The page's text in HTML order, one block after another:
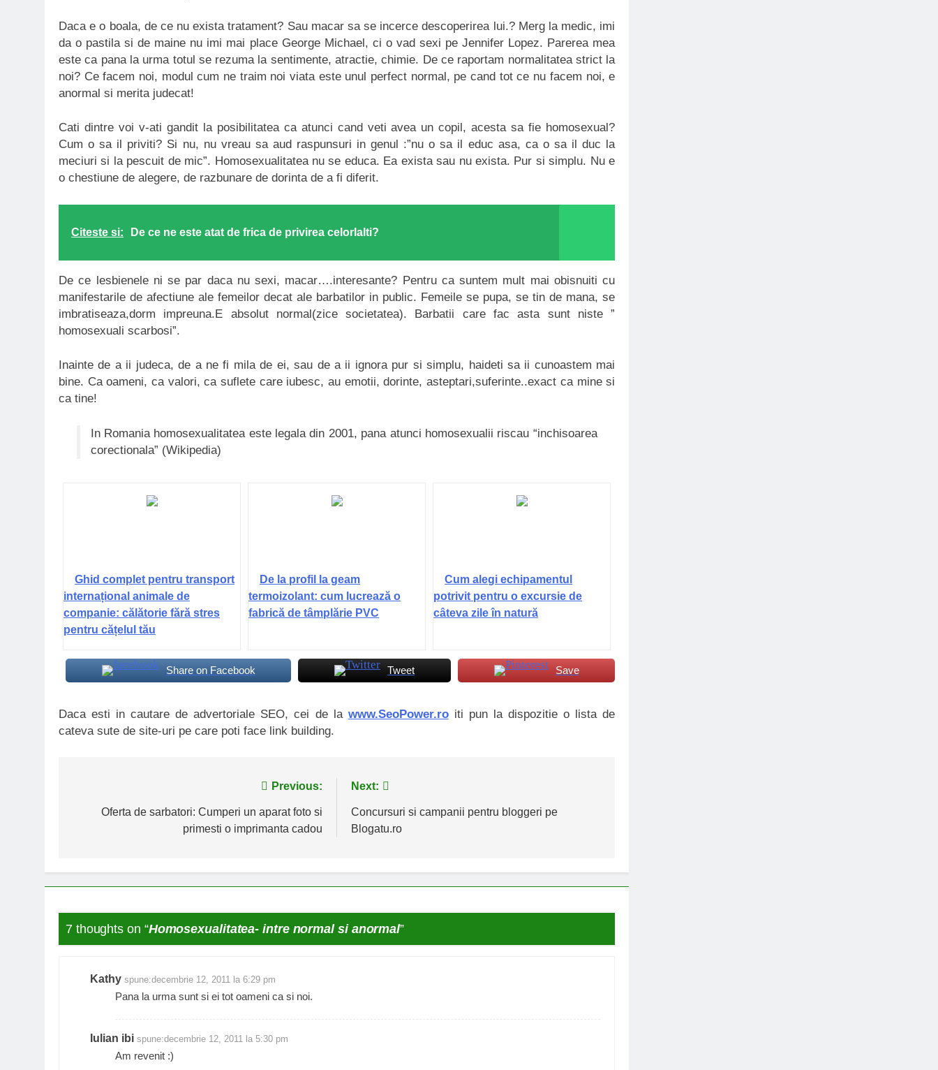
Daca e o boala, de ce nu exista tratament? Sau macar sa se incerce descoperirea lui.? Merg la medic, imi
da o pastila si de maine nu imi mai place George Michael, ci o vad sexi pe Jennifer Lopez. Parerea mea
este ca pana la urma totul se rezuma la sentimente, atractie, chimie. De ce raportam normalitatea strict la
noi? Ce facem noi, modul cum ne traim noi viata este unul perfect normal, pe cand tot ce nu facem noi, e
anormal si merita judecat!
Cati dintre voi v-ati gandit la posibilitatea ca atunci cand veti avea un copil, acesta sa fie homosexual?
Cum o sa il priviti? Si nu, nu vreau sa aud raspunsuri in genul :”nu o sa il educ asa, ca o sa il duc la
meciuri si la pescuit de mic”. Homosexualitatea nu se educa. Ea exista sau nu exista. Pur si simplu. Nu e
o chestiune de alegere, de razbunare de dorinta de a fi diferit.
Citeste si: De ce ne este atat de frica de privirea celorlalti?
De ce lesbienele ni se par daca nu sexi, macar….interesante? Pentru ca suntem mult mai obisnuiti cu
manifestarile de afectiune ale femeilor decat ale barbatilor in public. Femeile se pupa, se tin de mana, se
imbratiseaza,dorm impreuna.E absolut normal(zice societatea). Barbatii care fac asta sunt niste ”
homosexuali scarbosi”.
Inainte de a ii judeca, de a ne fi mila de ei, sau de a ii ignora pur si simplu, haideti sa ii cunoastem mai
bine. Ca oameni, ca valori, ca suflete care iubesc, au emotii, dorinte, asteptari,suferinte..exact ca mine si
ca tine!
In Romania homosexualitatea este legala din 2001, pana atunci homosexualii riscau “inchisoarea
corectionala” (Wikipedia)
Ghid complet pentru transport
internațional animale de
companie: călătorie fără stres
pentru cățelul tău
De la profil la geam
termoizolant: cum lucrează o
fabrică de tâmplărie PVC
Cum alegi echipamentul
potrivit pentru o excursie de
câteva zile în natură
Share on Facebook Tweet Save
Daca esti in cautare de advertoriale SEO, cei de la www.SeoPower.roiti pun la dispozitie o lista de
cateva sute de site-uri pe care poti face link building.
Previous:
Oferta de sarbatori: Cumperi un aparat foto si
primesti o imprimanta cadou
Next:
Concursuri si campanii pentru bloggeri pe
Blogatu.ro
7 thoughts on “Homosexualitatea- intre normal si anormal”
Kathy spune:decembrie 12, 2011 la 6:29 pm
Pana la urma sunt si ei tot oameni ca si noi.
Iulian ibi spune:decembrie 12, 2011 la 5:30 pm
Am revenit :)